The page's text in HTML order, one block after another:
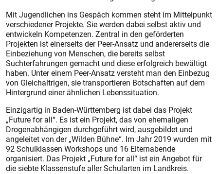
Mit Jugendlichen ins Gespäch kommen steht im Mittelpunkt
verschiedener Projekte. Sie werden dabei selbst aktiv und
entwickeln Kompetenzen. Zentral in den geförderten
Projekten ist einerseits der Peer-Ansatz und andererseits die
Einbeziehung von Menschen, die bereits selbst
Suchterfahrungen gemacht und diese erfolgreich bewältigt
haben. Unter einem Peer-Ansatz versteht man den Einbezug
von Gleichaltrigen, sie transportieren Botschaften auf dem
Hintergrund einer ähnlichen Lebenssituation.
Einzigartig in Baden-Württemberg ist dabei das Projekt
„Future for all“. Es ist ein Projekt, das von ehemaligen
Drogenabhängigen durchgeführt wird, ausgebildet und
angeleitet von der „Wilden Bühne“. Im Jahr 2019 wurden mit
92 Schulklassen Workshops und 16 Elternabende
organisiert. Das Projekt „Future for all“ ist ein Angebot für
die siebte Klassenstufe aller Schularten im Landkreis.